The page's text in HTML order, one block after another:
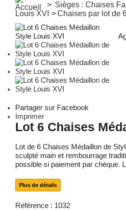
> Sièges : Chaises
Louis XVI >Chaises par lot de
Partager sur Facebook
Imprimer
Lot 6 Chaises
Lot de 6 Chaises Médaillon de
sculpté main et rembourrage
possible si paiement par chèque.
Plus de détails
Référence : 1032